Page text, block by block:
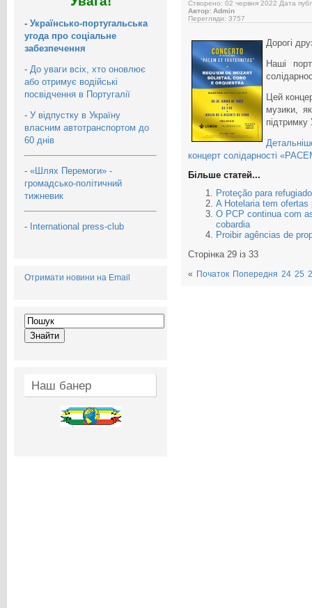
- Українсько-португальська
угода про соціальне
забезпечення
- До уваги всіх, хто оновлює
або отримує водійські
посвідчення в Португалії
- У відпустку в Україну
власним автотранспортом до
60 днів
- «Шлях Перемоги» -
громадсько-політичний
тижневик
- International press-club
Отримати новини на Email
Наш банер
Створено: 02 червня 2022 Дата
Автор: Admin
Перегляди: 3757
Дорогі
Наші
Цей
музики,
концерт солідарності
Більше статей...
Proteção para
A Hotelaria tem ofertas
O PCP continua com
cobardia
Proibir agências de
Сторінка 29 із 33
« Початок Попередня 24 25